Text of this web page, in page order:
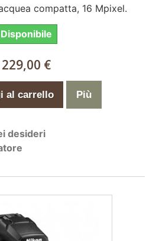
compatta, 16 Mpixel.
Disponibile
229,00 €
al carrello Più
desideri